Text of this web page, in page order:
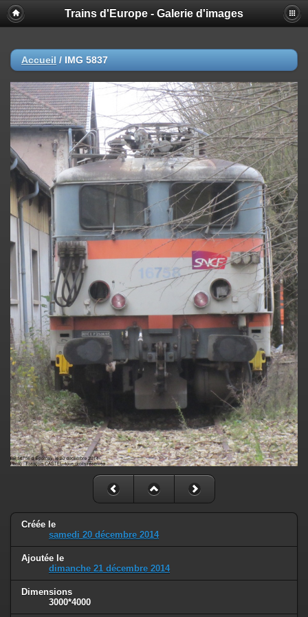
Trains d'Europe - Galerie d'images
Accueil / IMG 5837
Créée le
samedi 20 décembre 2014
Ajoutée le
dimanche 21 décembre 2014
Dimensions
3000*4000